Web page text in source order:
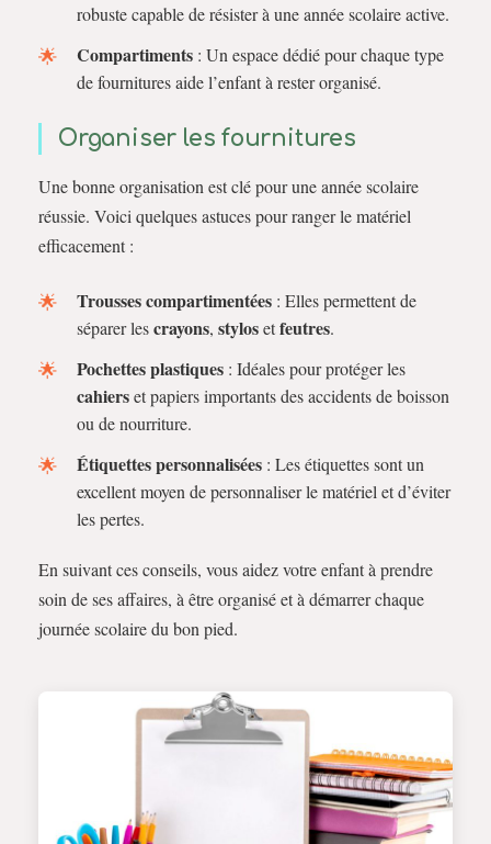
robuste capable de résister à une année scolaire active.
Compartiments : Un espace dédié pour chaque type
de fournitures aide l’enfant à rester organisé.
Organiser les fournitures
Une bonne organisation est clé pour une année scolaire
réussie. Voici quelques astuces pour ranger le matériel
efficacement :
Trousses compartimentées : Elles permettent de
séparer lescrayons, stylosetfeutres.
Pochettes plastiques : Idéales pour protéger les
cahierset papiers importants des accidents de boisson
ou de nourriture.
Étiquettes personnalisées : Les étiquettes sont un
excellent moyen de personnaliser le matériel et d’éviter
les pertes.
En suivant ces conseils, vous aidez votre enfant à prendre
soin de ses affaires, à être organisé et à démarrer chaque
journée scolaire du bon pied.